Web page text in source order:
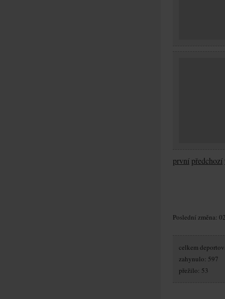
první předchozí
Poslední změna:
celkem
zahynulo: 597
přežilo: 53